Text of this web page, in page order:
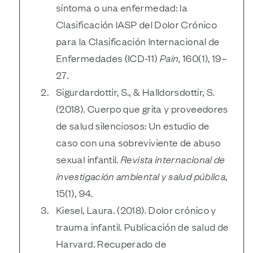
síntoma o una enfermedad: la
Clasificación IASP del Dolor Crónico
para la Clasificación Internacional de
Enfermedades (ICD-11)Pain, 160(1), 19–
27.
Sigurdardottir, S., & Halldorsdottir, S.
(2018). Cuerpo que grita y proveedores
de salud silenciosos: Un estudio de
caso con una sobreviviente de abuso
sexual infantil.Revista internacional de
investigación ambiental y salud pública,
15(1), 94.
Kiesel, Laura. (2018). Dolor crónico y
trauma infantil. Publicación de salud de
Harvard. Recuperado de